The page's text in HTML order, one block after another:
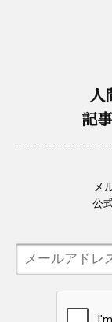
人
記
メ
公